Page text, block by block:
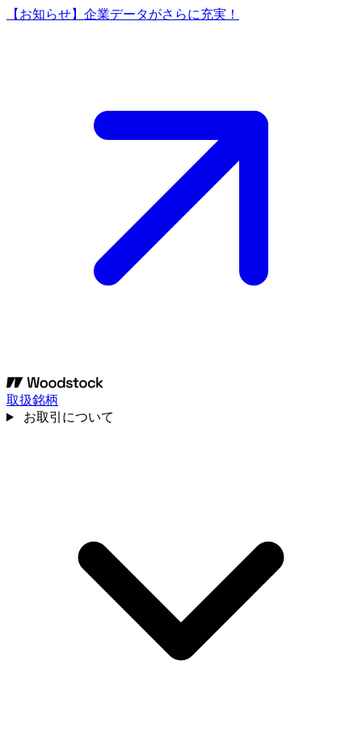
【お知らせ】企業データがさらに充実！
取扱銘柄
お取引について